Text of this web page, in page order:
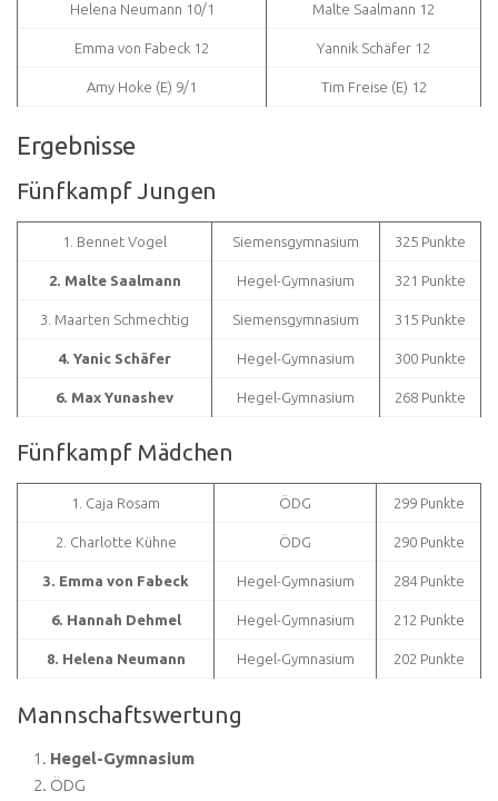
Helena Neumann 10/1 Malte Saalmann 12
Emma von Fabeck 12 Yannik Schäfer 12
Amy Hoke (E) 9/1 Tim Freise (E) 12
Ergebnisse
Fünfkampf Jungen
1. Bennet Vogel Siemensgymnasium 325 Punkte
2. Malte Saalmann Hegel-Gymnasium 321 Punkte
3. Maarten Schmechtig Siemensgymnasium 315 Punkte
4. Yanic Schäfer Hegel-Gymnasium 300 Punkte
6. Max Yunashev Hegel-Gymnasium 268 Punkte
Fünfkampf Mädchen
1. Caja Rosam ÖDG 299 Punkte
2. Charlotte Kühne ÖDG 290 Punkte
3. Emma von Fabeck Hegel-Gymnasium 284 Punkte
6. Hannah Dehmel Hegel-Gymnasium 212 Punkte
8. Helena Neumann Hegel-Gymnasium 202 Punkte
Mannschaftswertung
Hegel-Gymnasium
ÖDG